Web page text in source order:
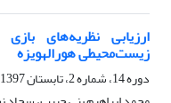
ارزیابی نظریه‌های
زیست‌محیطی هورالهویزه
دوره 14، شماره 2، تابستان 1397، صفحه